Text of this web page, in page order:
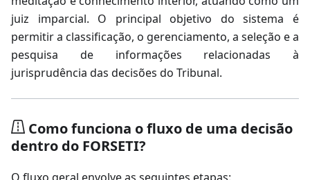
juiz imparcial. O principal objetivo do sistema é
permitir a classificação, o gerenciamento, a seleção e a
pesquisa de informações relacionadas à
jurisprudência das decisões do Tribunal.
Como funciona o fluxo de uma decisão
dentro do FORSETI?